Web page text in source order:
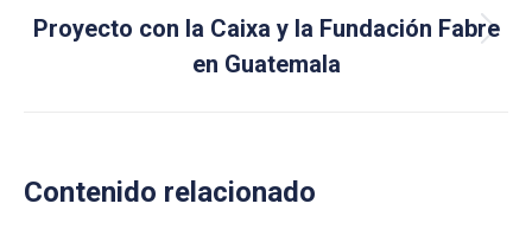
Next
post:
Proyecto con la Caixa y la Fundación Fabre
en Guatemala
Contenido relacionado